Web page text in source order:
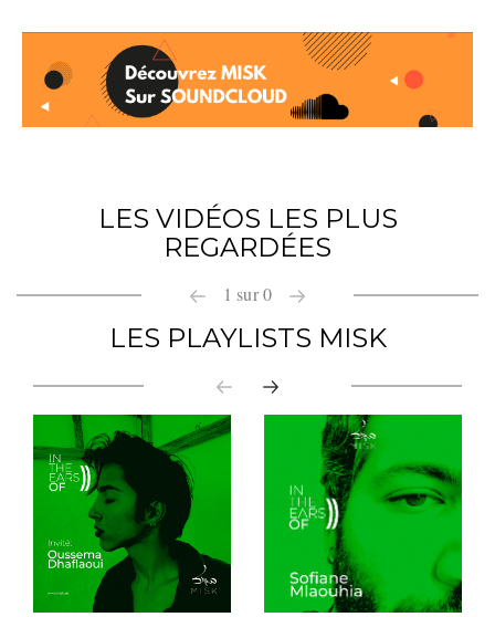
LES VIDÉOS LES PLUS
REGARDÉES
1 sur0
LES PLAYLISTS MISK